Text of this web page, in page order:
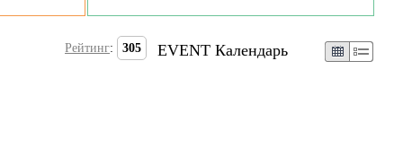
Рейтинг: 305 EVENT Календарь